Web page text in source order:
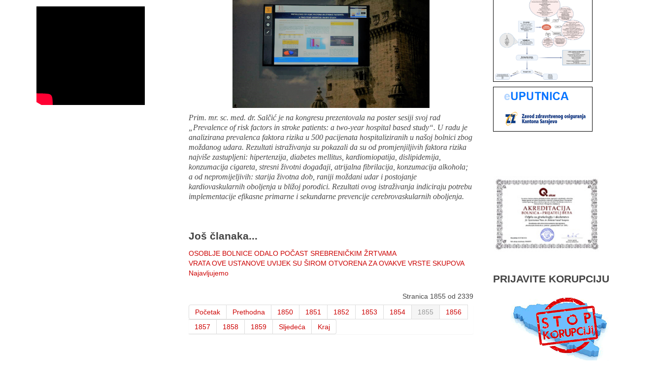
Prim. mr. sc. med. dr. Salčić je na kongresu prezentovala na poster sesiji svoj rad
„Prevalence of risk factors in stroke patients: a two-year hospital based study“. U radu je
analizirana prevalenca faktora rizika u 500 pacijenata hospitaliziranih u našoj bolnici zbog
moždanog udara. Rezultati istraživanja su pokazali da su od promjenjiljivih faktora rizika
najviše zastupljeni: hipertenzija, diabetes mellitus, kardiomiopatija, dislipidemija,
konzumacija cigareta, stresni životni događaji, atrijalna fibrilacija, konzumacija alkohola;
a od nepromijeljivih: starija životna dob, raniji moždani udar i postojanje
kardiovaskularnih oboljenja u bližoj porodici. Rezultati ovog istraživanja indiciraju potrebu
implementacije efikasne primarne i sekundarne prevencije cerebrovaskularnih oboljenja.
Još članaka...
OSOBLJE BOLNICE ODALO POČAST SREBRENIČKIM ŽRTVAMA
VRATA OVE USTANOVE UVIJEK SU ŠIROM OTVORENA ZA OVAKVE VRSTE SKUPOVA
Najavljujemo
Stranica 1855 od 2339
Početak
Prethodna 1850 1851 1852 1853 1854 1855
1856
1857
1858 1859 Sljedeća Kraj
PRIJAVITE KORUPCIJU